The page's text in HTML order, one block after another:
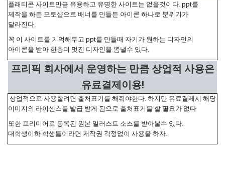
플래티콘 사이트만금 유용하고 유명한 사이트는 없을것이다. ppt를
제작을 하든 포토샵으로 배너를 만들든 아이콘 하나로 분위기가
달라진다.
꼭 이 사이트를 기억해두고 ppt를 만들때 자기가 원하는 디자인의
아이콘을 받아 한층더 멋진 디자인을 뽐낼수 있다.
프리픽 회사에서 운영하는 만큼 상업적 사용은
유료결제이용!
상업적으로 사용할려면 출처표기를 해줘야한다. 하지만 유료결제시 해당
이미지의 라이센스를 발급 받게 됨으로 출처표기를 할 필요가 없다
또한 프리미어로 등록된 원본 일러스트 소스를 받아볼수 있다.
대학생이하 학생들이라면 저작권 걱정없이 사용을 하자.